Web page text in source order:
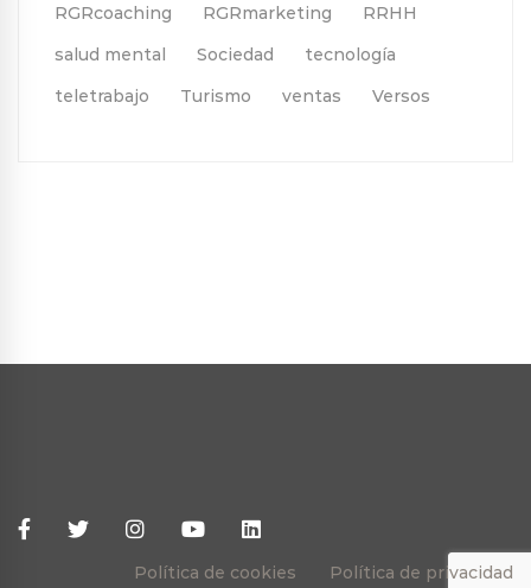
RGRcoaching
RGRmarketing
RRHH
salud mental
Sociedad
tecnología
teletrabajo
Turismo ventas Versos
Política de cookies Política de privacidad